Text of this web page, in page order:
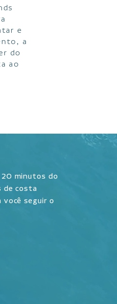
e
a
do
ao
20 minutos do
de costa
você seguir o